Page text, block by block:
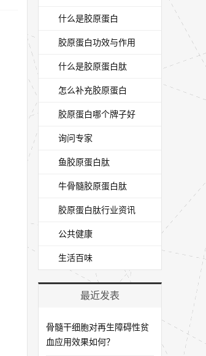
什么是胶原蛋白
胶原蛋白功效与作用
什么是胶原蛋白肽
怎么补充胶原蛋白
胶原蛋白哪个牌子好
询问专家
鱼胶原蛋白肽
牛骨髓胶原蛋白肽
胶原蛋白肽行业资讯
公共健康
生活百味
最近发表
骨髓干细胞对再生障碍性贫
血应用效果如何？